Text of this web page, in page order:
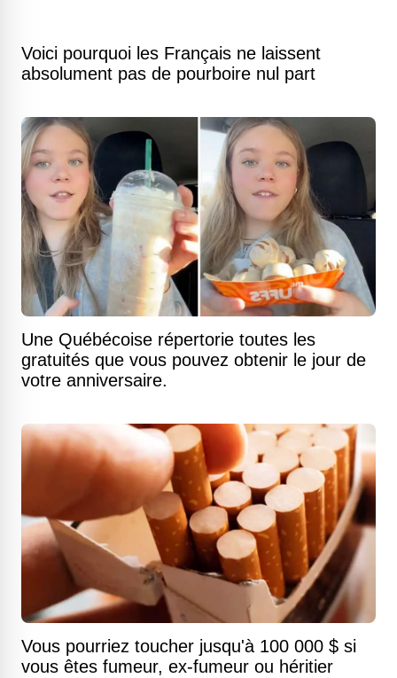
Voici pourquoi les Français ne laissent
absolument pas de pourboire nul part
Une Québécoise répertorie toutes les
gratuités que vous pouvez obtenir le jour de
votre anniversaire.
Vous pourriez toucher jusqu'à 100 000 $ si
vous êtes fumeur, ex-fumeur ou héritier